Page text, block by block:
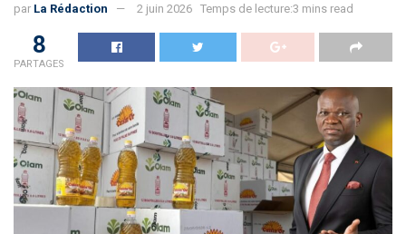
par La Rédaction 2 juin 2026 Temps de lecture:3 mins read
8
PARTAGES